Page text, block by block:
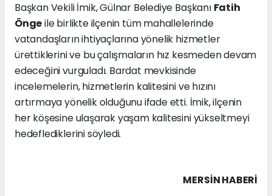
Başkan Vekili İmik, Gülnar Belediye Başkanı Fatih
Öngeile birlikte ilçenin tüm mahallelerinde
vatandaşların ihtiyaçlarına yönelik hizmetler
ürettiklerini ve bu çalışmaların hız kesmeden devam
edeceğini vurguladı. Bardat mevkisinde
incelemelerin, hizmetlerin kalitesini ve hızını
artırmaya yönelik olduğunu ifade etti. İmik, ilçenin
her köşesine ulaşarak yaşam kalitesini yükseltmeyi
hedeflediklerini söyledi.
MERSIN HABERİ